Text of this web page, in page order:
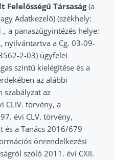
Társaság(a
Adatkezelő) (székhely:
a panaszügyintézés helye:
nyilvántartva a Cg. 03-09-
2-03) ügyfelei
szintű kielégítése és a
az alábbi
szabályzat az
CLIV. törvény, a
évi CLV. törvény,
és a Tanács 2016/679
önrendelkezési
szóló 2011. évi CXII.